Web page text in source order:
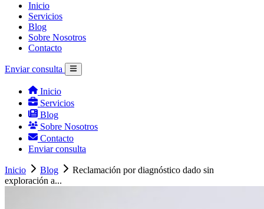
Inicio
Servicios
Blog
Sobre Nosotros
Contacto
Enviar consulta
Inicio
Servicios
Blog
Sobre Nosotros
Contacto
Enviar consulta
Inicio Blog
Reclamación por diagnóstico dado sin
exploración a...